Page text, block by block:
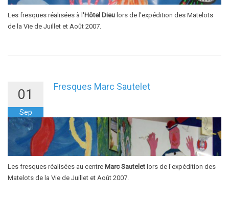
Les fresques réalisées à l'Hôtel Dieu lors de l'expédition des Matelots
de la Vie de Juillet et Août 2007.
01
Sep
Fresques Marc Sautelet
Les fresques réalisées au centre Marc Sautelet lors de l'expédition des
Matelots de la Vie de Juillet et Août 2007.